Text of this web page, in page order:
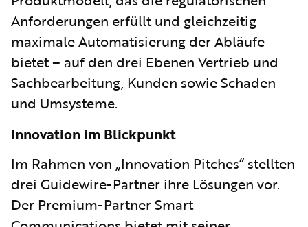
Anforderungen erfüllt und gleichzeitig
maximale Automatisierung der Abläufe
bietet – auf den drei Ebenen Vertrieb und
Sachbearbeitung, Kunden sowie Schaden
und Umsysteme.
Innovation im Blickpunkt
Im Rahmen von „Innovation Pitches“ stellten
drei Guidewire-Partner ihre Lösungen vor.
Der Premium-Partner Smart